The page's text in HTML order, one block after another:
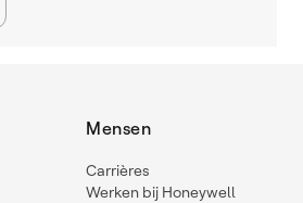
Mensen
Carrières
Werken bij Honeywell